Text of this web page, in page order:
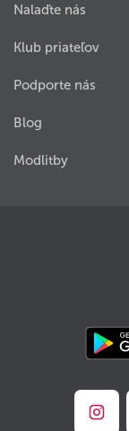
Nalaďte nás
Klub priateľov
Podporte nás
Blog
Modlitby